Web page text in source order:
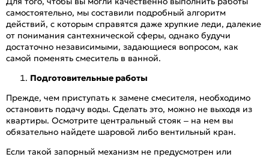
самостоятельно, мы составили подробный алгоритм
действий, с которым справятся даже хрупкие леди, далекие
от понимания сантехнической сферы, однако будучи
достаточно независимыми, задающиеся вопросом, как
самой поменять смеситель в ванной.
Подготовительные работы
Прежде, чем приступать к замене смесителя, необходимо
остановить подачу воды. Сделать это, можно не выходя из
квартиры. Осмотрите центральный стояк – на нем вы
обязательно найдете шаровой либо вентильный кран.
Если такой запорный механизм не предусмотрен или